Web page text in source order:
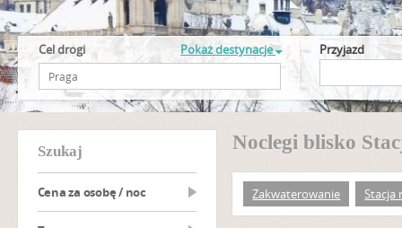
Cel drogi Pokaż destynacje Przyjazd
szukaj
Cena za osobę / noc
Noclegi blisko
Zakwaterowanie Stacja